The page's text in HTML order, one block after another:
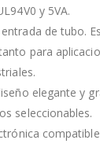
y 5VA.
de tubo.
para
elegante y
seleccionables.